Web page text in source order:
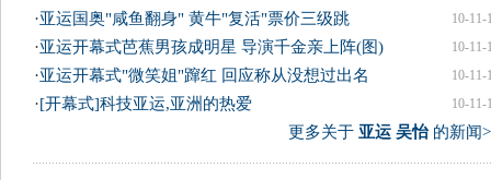
10-11-
·亚运国奥"咸鱼翻身" 黄牛"复活"票价三级跳
10-11-
·亚运开幕式芭蕉男孩成明星 导演千金亲上阵(图)
10-11-
·亚运开幕式"微笑姐"蹿红 回应称从没想过出名
10-11-
·[开幕式]科技亚运,亚洲的热爱
更多关于 亚运 吴怡的新闻